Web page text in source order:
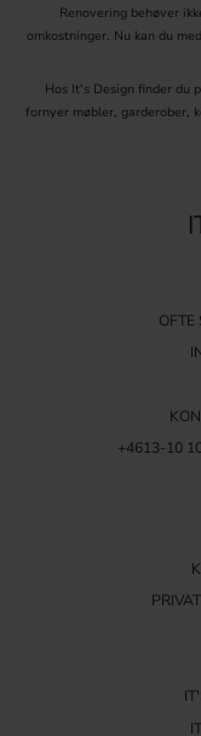
Renovering behøver
omkostninger. Nu kan du
Hos It’s Design finder
fornyer møbler, garderober,
+4613-10